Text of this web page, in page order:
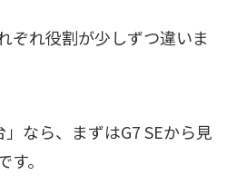
ぞれ役割が少しずつ違いま
」なら、まずはG7 SEから見
。